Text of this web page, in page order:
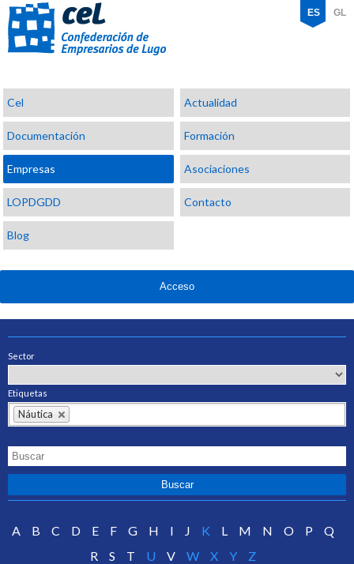
Confederación
de
Empresarios
de
Lugo
ES GL
Cel Actualidad
Documentación Formación
Empresas Asociaciones
LOPDGDD Contacto
Blog
Acceso
Sector
Etiquetas
Náutica
A B C D E F G H I J K L M N O P
Q
R
S T U V W X Y Z